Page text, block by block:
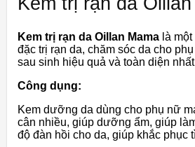
Kem trị rạn da Oillan Mama là
đặc trị rạn da, chăm sóc da cho
sau sinh hiệu quả và toàn diện
Công dụng:
Kem dưỡng da dùng cho phụ nữ
cân nhiều, giúp dưỡng ẩm, giúp
độ đàn hồi cho da, giúp khắc phục